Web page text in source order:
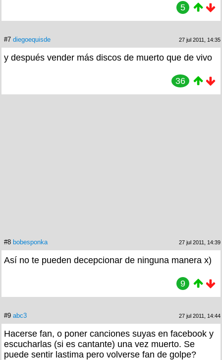
5
#7 diegoequisde 27 jul 2011, 14:35
y después vender más discos de muerto que de vivo
36
#8 bobesponka 27 jul 2011, 14:39
Así no te pueden decepcionar de ninguna manera x)
9
#9 abc3 27 jul 2011, 14:44
Hacerse fan, o poner canciones suyas en facebook y
escucharlas (si es cantante) una vez muerto. Se
puede sentir lastima pero volverse fan de golpe?